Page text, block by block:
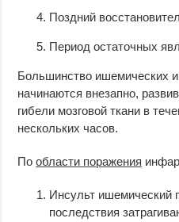
Поздний
Период остаточных
Большинство ишемических
начинаются внезапно,
гибели мозговой ткани в
нескольких часов.
Пообласти поражения
Инсульт ишемический
последствия